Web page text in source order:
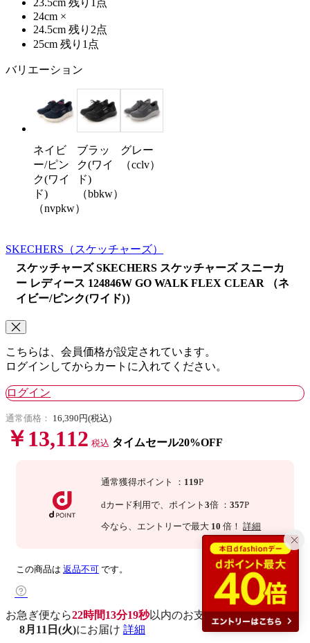
23.5cm 残り1点
24cm ×
24.5cm 残り2点
25cm 残り1点
バリエーション
ネイビ
ー/ピン
ク(ワイ
ド)
（nvpkw）
ブラッ
ク(ワイ
ド)
（bbkw）
グレー
（cclv）
SKECHERS （スケッチャーズ）
スケッチャーズ SKECHERS スケッチャーズ スニーカ
ー レディース 124846W GO WALK FLEX CLEAR （ネ
イビー/ピンク(ワイド)）
こちらは、会員価格が設定されています。
ログインしてからカートに入れてください。
ログイン
通常価格： 16,390円(税込)
￥13,112 税込 タイムセール20%OFF
通常獲得ポイント ： 119P
dカード利用で、ポイント3倍 ：357P
今なら 、エントリーで最大 10 倍！詳細
この商品は 返品不可 です。
お急ぎ便なら22時間13分18秒以内のお支払いで
8月11日(火)にお届け 詳細